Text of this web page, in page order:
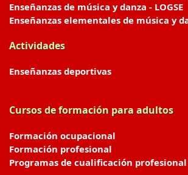
Enseñanzas de música y danza - LOGSE
Enseñanzas elementales de música y
Actividades
Enseñanzas deportivas
Cursos de formación para adultos
Formación ocupacional
Formación profesional
Programas de cualificación profesional